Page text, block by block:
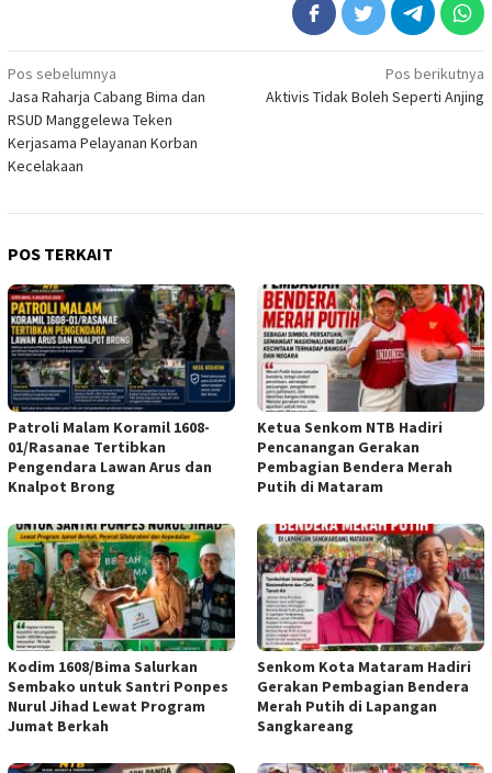
Navigasi
pos
Pos sebelumnya
Jasa Raharja Cabang Bima dan
RSUD Manggelewa Teken
Kerjasama Pelayanan Korban
Kecelakaan
Pos berikutnya
Aktivis Tidak Boleh Seperti Anjing
POS TERKAIT
Patroli Malam Koramil 1608-
01/Rasanae Tertibkan
Pengendara Lawan Arus dan
Knalpot Brong
Ketua Senkom NTB Hadiri
Pencanangan Gerakan
Pembagian Bendera Merah
Putih di Mataram
Kodim 1608/Bima Salurkan
Sembako untuk Santri Ponpes
Nurul Jihad Lewat Program
Jumat Berkah
Senkom Kota Mataram Hadiri
Gerakan Pembagian Bendera
Merah Putih di Lapangan
Sangkareang